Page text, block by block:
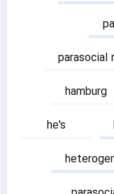
parasocial
hamburg
he's